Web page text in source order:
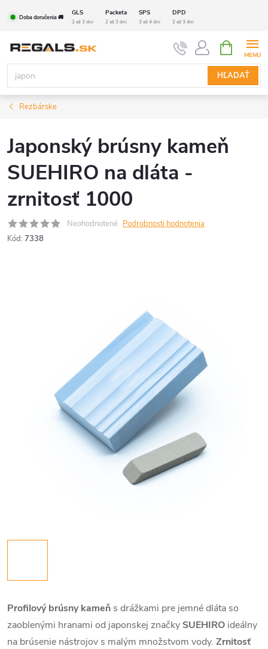
Doba doručenia 🚚
GLS Packeta SPS DPD
2 až 3 dni 2 až 3 dni 3 až 4 dni 2 až 3 dni
HĽADAŤ
KOŠÍK
Rezbárske
Japonský brúsny kameň
SUEHIRO na dláta -
zrnitosť 1000
Neohodnotené Podrobnosti hodnotenia
Kód: 7338
Profilový brúsny kameň s drážkami pre jemné dláta so
zaoblenými hranami od japonskej značky SUEHIRO ideálny
na brúsenie nástrojov s malým množstvom vody. Zrnitosť